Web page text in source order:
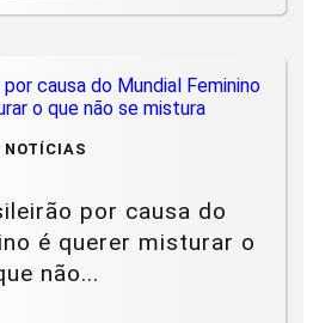
NOTÍCIAS
por causa do
é querer misturar o
não...